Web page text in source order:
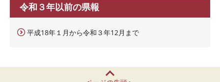
令和３年以前の県報
平成18年１月から令和３年12月まで